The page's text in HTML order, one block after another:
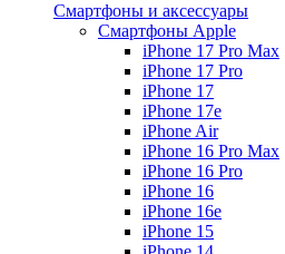
Смартфоны и аксессуары
Смартфоны Apple
iPhone 17 Pro Max
iPhone 17 Pro
iPhone 17
iPhone 17e
iPhone Air
iPhone 16 Pro Max
iPhone 16 Pro
iPhone 16
iPhone 16e
iPhone 15